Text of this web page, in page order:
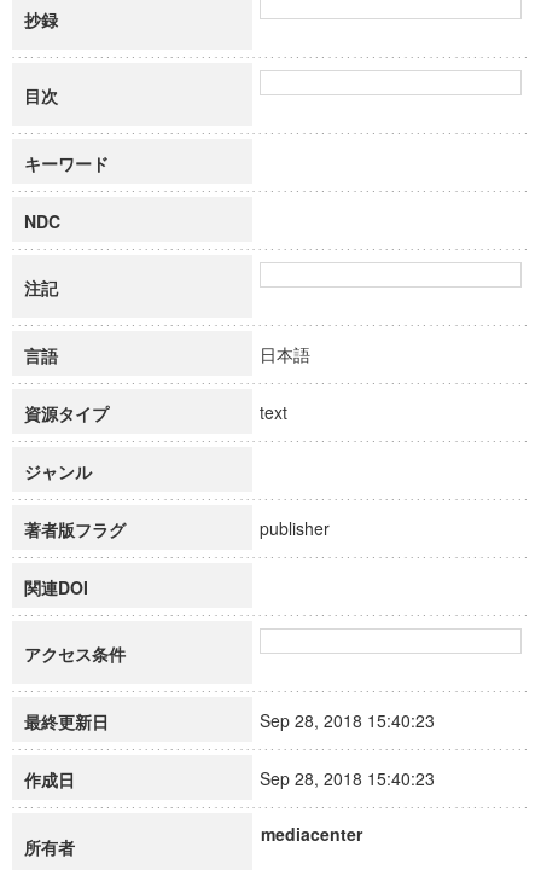
抄録
目次
キーワード
NDC
注記
言語 日本語
資源タイプ text
ジャンル
著者版フラグ publisher
関連DOI
アクセス条件
最終更新日 Sep 28, 2018 15:40:23
作成日 Sep 28, 2018 15:40:23
所有者
mediacenter